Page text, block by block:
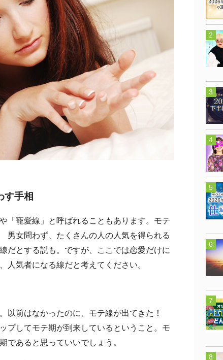
す手相
「寵愛線」と呼ばれることもあります。モテ
女問わず、たくさんの人の人気を得られる
だとする説も。ですが、ここでは恋愛だけに
人気者になる線だと考えてください。
以前はなかったのに、モテ線が出てきた！
プしてモテ期が到来しているということ。モ
であると思っていいでしょう。